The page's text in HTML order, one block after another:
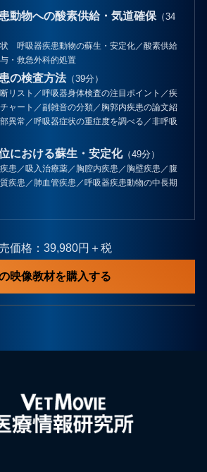
動物への酸素供給・気道確保（34
呼吸器疾患動物の蘇生・安定化／酸素供給
・救急外科的処置
の検査方法（39分）
リスト／呼吸器身体検査の注目ポイント／疾
ャート／副雑音の分類／胸郭内疾患の論文紹
異常／呼吸器症状の重症度を調べる／非呼吸
における蘇生・安定化（49分）
患／吸入治療薬／胸腔内疾患／胸壁疾患／腹
疾患／肺血管疾患／呼吸器疾患動物の中長期
価格：39,980円＋税
映像教材を購入する